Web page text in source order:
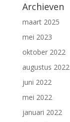
Archieven
maart 2025
mei 2023
oktober 2022
augustus 2022
juni 2022
mei 2022
januari 2022